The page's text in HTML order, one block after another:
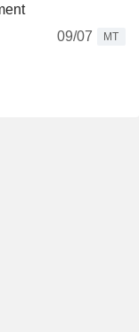
09/07
MT